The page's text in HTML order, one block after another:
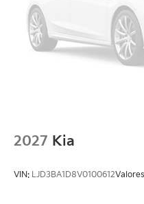
2027 Kia
VIN: LJD3BA1D8V0100612